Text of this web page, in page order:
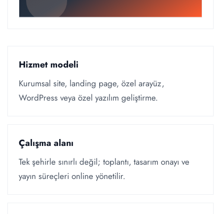
Hizmet modeli
Kurumsal site, landing page, özel arayüz,
WordPress veya özel yazılım geliştirme.
Çalışma alanı
Tek şehirle sınırlı değil; toplantı, tasarım onayı ve
yayın süreçleri online yönetilir.